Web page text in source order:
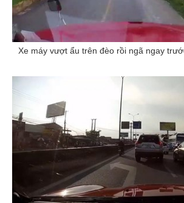
Xe máy vượt ẩu trên đèo rồi ngã ngay